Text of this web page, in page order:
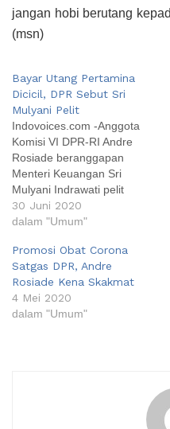
jangan hobi berutang
(msn)
Bayar Utang Pertamina
Dicicil, DPR Sebut Sri
Mulyani Pelit
Indovoices.com -Anggota
Komisi VI DPR-RI Andre
Rosiade beranggapan
Menteri Keuangan Sri
Mulyani Indrawati pelit
lantaran pemerintah
membayarkan utangnya
(Persero) secara dicicil dan
tidak mengikutsertakan cost
of fund. "Sri Mulyani pelit
mana mau dia," kata Andre
dalam rapat dengar
30 Juni 2020
dalam "Umum"
Promosi Obat Corona
Satgas DPR, Andre
Rosiade Kena Skakmat
4 Mei 2020
dalam "Umum"